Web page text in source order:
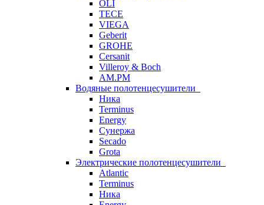
OLI
TECE
VIEGA
Geberit
GROHE
Cersanit
Villeroy & Boch
AM.PM
Водяные полотенцесушители
Ника
Terminus
Energy
Сунержа
Secado
Grota
Электрические полотенцесушители
Atlantic
Terminus
Ника